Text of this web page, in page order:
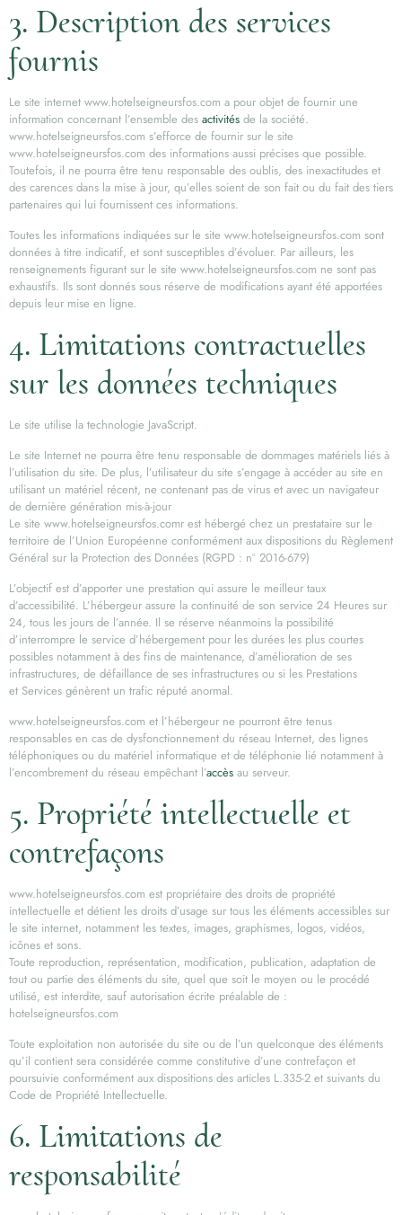
3. Description des services
fournis
Le site internet www.hotelseigneursfos.com a pour objet de fournir une
information concernant l’ensemble des activités de la société.
www.hotelseigneursfos.com s’efforce de fournir sur le site
www.hotelseigneursfos.com des informations aussi précises que possible.
Toutefois, il ne pourra être tenu responsable des oublis, des inexactitudes et
des carences dans la mise à jour, qu’elles soient de son fait ou du fait des tiers
partenaires qui lui fournissent ces informations.
Toutes les informations indiquées sur le site www.hotelseigneursfos.com sont
données à titre indicatif, et sont susceptibles d’évoluer. Par ailleurs, les
renseignements figurant sur le site www.hotelseigneursfos.com ne sont pas
exhaustifs. Ils sont donnés sous réserve de modifications ayant été apportées
depuis leur mise en ligne.
4. Limitations contractuelles
sur les données techniques
Le site utilise la technologie JavaScript.
Le site Internet ne pourra être tenu responsable de dommages matériels liés à
l’utilisation du site. De plus, l’utilisateur du site s’engage à accéder au site en
utilisant un matériel récent, ne contenant pas de virus et avec un navigateur
de dernière génération mis-à-jour
Le site www.hotelseigneursfos.comr est hébergé chez un prestataire sur le
territoire de l’Union Européenne conformément aux dispositions du Règlement
Général sur la Protection des Données (RGPD : n° 2016-679)
L’objectif est d’apporter une prestation qui assure le meilleur taux
d’accessibilité. L’hébergeur assure la continuité de son service 24 Heures sur
24, tous les jours de l’année. Il se réserve néanmoins la possibilité
d’interrompre le service d’hébergement pour les durées les plus courtes
possibles notamment à des fins de maintenance, d’amélioration de ses
infrastructures, de défaillance de ses infrastructures ou si les Prestations
et Services génèrent un trafic réputé anormal.
www.hotelseigneursfos.com et l’hébergeur ne pourront être tenus
responsables en cas de dysfonctionnement du réseau Internet, des lignes
téléphoniques ou du matériel informatique et de téléphonie lié notamment à
l’encombrement du réseau empêchant l’accès au serveur.
5. Propriété intellectuelle et
contrefaçons
www.hotelseigneursfos.com est propriétaire des droits de propriété
intellectuelle et détient les droits d’usage sur tous les éléments accessibles sur
le site internet, notamment les textes, images, graphismes, logos, vidéos,
icônes et sons.
Toute reproduction, représentation, modification, publication, adaptation de
tout ou partie des éléments du site, quel que soit le moyen ou le procédé
utilisé, est interdite, sauf autorisation écrite préalable de :
hotelseigneursfos.com
Toute exploitation non autorisée du site ou de l’un quelconque des éléments
qu’il contient sera considérée comme constitutive d’une contrefaçon et
poursuivie conformément aux dispositions des articles L.335-2 et suivants du
Code de Propriété Intellectuelle.
6. Limitations de
responsabilité